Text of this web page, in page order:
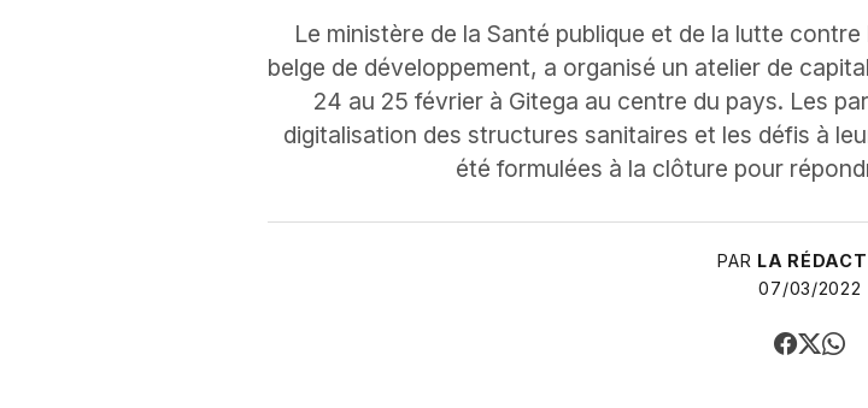
Le ministère de la Santé publique et de la lutte
belge de développement, a organisé un atelier de
24 au 25 février à Gitega au centre du pays. Les
digitalisation des structures sanitaires et les défis à
été formulées à la clôture pour
PAR LA
07/03/2022